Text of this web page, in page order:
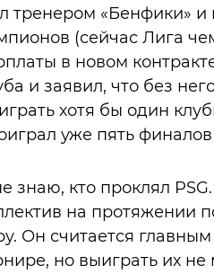
тренером «Бенфики» и
(сейчас Лига
в новом
и заявил, что без
хотя бы один
уже пять
знаю, кто проклял
на протяжении
Он считается
но выиграть их